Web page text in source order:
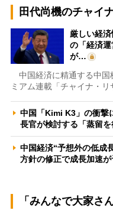
田代尚機のチャイ
厳しい経
の「経済
が…
中国経済に精通する中国
ミアム連載「チャイナ・
中国「Kimi K3」の衝
長官が検討する「蒸留
中国経済“予想外の低
方針の修正で成長加速
「みんなで大家さ